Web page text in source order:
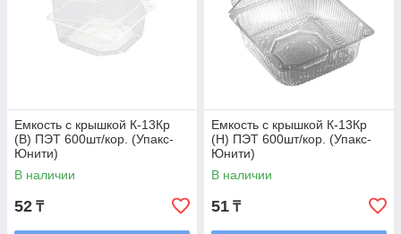
Емкость с крышкой К-13Кр
(В) ПЭТ 600шт/кор. (Упакс-
Юнити)
В наличии
52 ₸
Емкость с крышкой К-13Кр
(Н) ПЭТ 600шт/кор. (Упакс-
Юнити)
В наличии
51 ₸